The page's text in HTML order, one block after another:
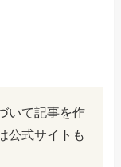
いて記事を作
公式サイトも